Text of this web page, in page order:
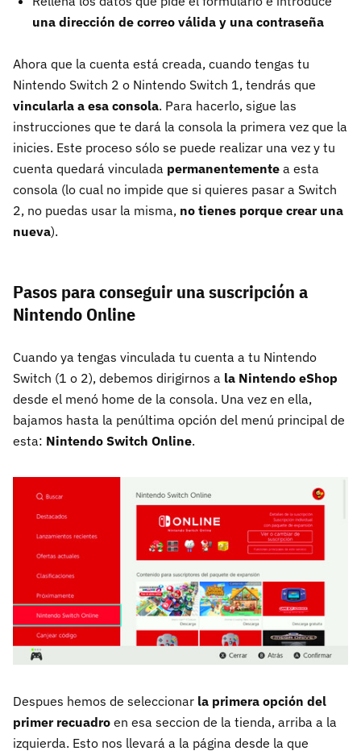
una dirección de correo válida y una contraseña
Ahora que la cuenta está creada, cuando tengas tu
Nintendo Switch 2 o Nintendo Switch 1, tendrás que
vincularla a esa consola. Para hacerlo, sigue las
instrucciones que te dará la consola la primera vez que la
inicies. Este proceso sólo se puede realizar una vez y tu
cuenta quedará vinculada permanentemente a esta
consola (lo cual no impide que si quieres pasar a Switch
2, no puedas usar la misma, no tienes porque crear una
nueva).
Pasos para conseguir una suscripción a
Nintendo Online
Cuando ya tengas vinculada tu cuenta a tu Nintendo
Switch (1 o 2), debemos dirigirnos a la Nintendo eShop
desde el menó home de la consola. Una vez en ella,
bajamos hasta la penúltima opción del menú principal de
esta: Nintendo Switch Online.
Despues hemos de seleccionar la primera opción del
primer recuadro en esa seccion de la tienda, arriba a la
izquierda. Esto nos llevará a la página desde la que